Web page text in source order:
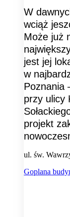
W
wciąż
Może już
jest jej
w
Poznania
przy ulicy
projekt
ul. św.
Goplana